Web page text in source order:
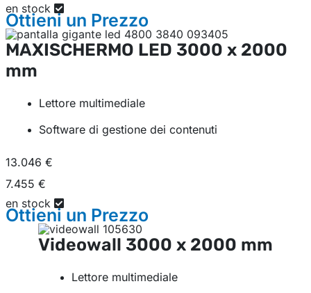
en stock
Ottieni un Prezzo
MAXISCHERMO LED 3000 x 2000
mm
Lettore multimediale
Software di gestione dei contenuti
13.046 €
7.455 €
en stock
Ottieni un Prezzo
Videowall 3000 x 2000 mm
Lettore multimediale